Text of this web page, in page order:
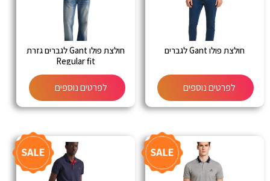
חולצת פולו Gant לגברים
לפרטים נוספים
חולצת פולו Gant לגברים גזרת
Regular fit
לפרטים נוספים